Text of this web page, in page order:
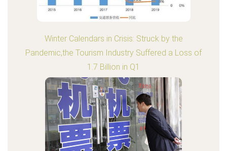
Winter Calendars in Crisis: Struck by the
Pandemic,the Tourism Industry Suffered a Loss of
1.7 Billion in Q1